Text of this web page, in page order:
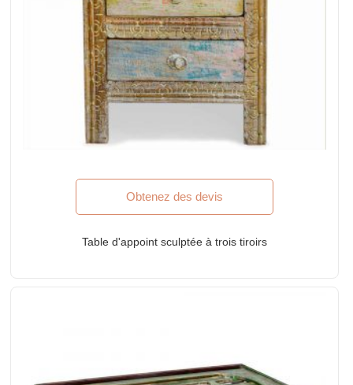
Obtenez des devis
Table d'appoint sculptée à trois tiroirs